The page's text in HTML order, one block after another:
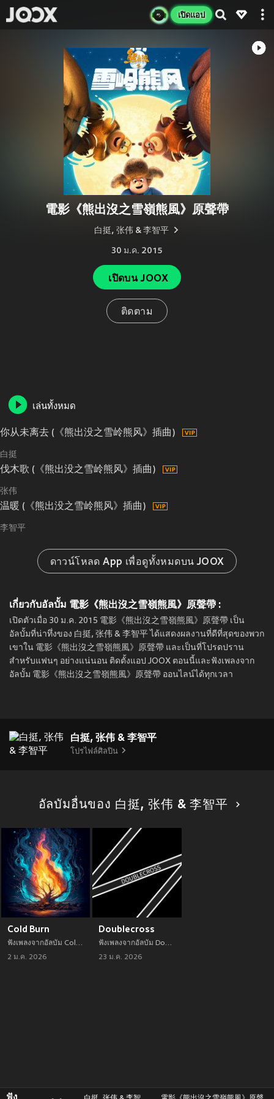
เปิดแอป
電影《熊出沒之雪嶺熊風》原聲帶
白挺, 张伟 & 李智平
30 ม.ค. 2015
เปิดบน JOOX
ติดตาม
เล่นทั้งหมด
你从未离去 (《熊出没之雪岭熊风》插曲)
白挺
伐木歌 (《熊出没之雪岭熊风》插曲)
张伟
温暖 (《熊出没之雪岭熊风》插曲)
李智平
ดาวน์โหลด App เพื่อดูทั้งหมดบน JOOX
เกี่ยวกับอัลบั้ม 電影《熊出沒之雪嶺熊風》原聲帶 :
เปิดตัวเมื่อ 30 ม.ค. 2015 電影《熊出沒之雪嶺熊風》原聲帶 เป็น
อัลบั้มที่น่าทึ่งของ 白挺, 张伟 & 李智平 ได้แสดงผลงานที่ดีที่สุดของพวก
เขาใน 電影《熊出沒之雪嶺熊風》原聲帶 และเป็นที่โปรดปราน
สำหรับแฟนๆ อย่างแน่นอน ติดตั้งแอป JOOX ตอนนี้และฟังเพลงจาก
อัลบั้ม 電影《熊出沒之雪嶺熊風》原聲帶 ออนไลน์ได้ทุกเวลา
白挺, 张伟 & 李智平
โปรไฟล์ศิลปิน
อัลบัมอื่นของ 白挺, 张伟 & 李智平
Cold Burn
ฟังเพลงจากอัลบัม Cold Burn เพลงใหม่จาก 白挺, 张伟 & 李智平 อัพเดทเพลงใหม่ล่าสุดก่อนใคร ตลอดปี 2021
2 ม.ค. 2026
Doublecross
ฟังเพลงจากอัลบัม Doublecross เพลงใหม่จาก 白挺, 张伟 & 李智平 อัพเดทเพลงใหม่ล่าสุดก่อนใคร ตลอดปี 2021
23 ม.ค. 2026